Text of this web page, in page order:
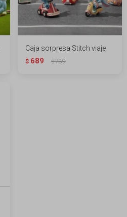
Caja sorpresa Stitch viaje
$ 689 $789